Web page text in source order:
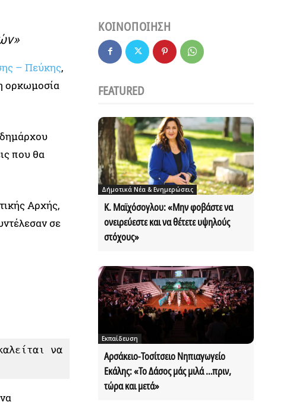
– Πεύκης,
ορκωμοσία
που θα
Αρχής,
σε
να
ΚΟΙΝΟΠΟΙΗΣΗ
FEATURED
Δήμοτικά Νέα & Ενημερώσεις
Κ. Μαϊχόσογλου: «Μην φοβάστε να
ονειρεύεστε και να θέτετε υψηλούς
στόχους»
Εκπαίδευση
Αρσάκειο-Τοσίτσειο Νηπιαγωγείο
Εκάλης: «Το Δάσος μάς μιλά …πριν,
τώρα και μετά»